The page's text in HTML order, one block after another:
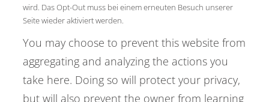
wird. Das Opt-Out muss bei einem erneuten Besuch unserer
Seite wieder aktiviert werden.
You may choose to prevent this website from
aggregating and analyzing the actions you
take here. Doing so will protect your privacy,
but will also prevent the owner from learning